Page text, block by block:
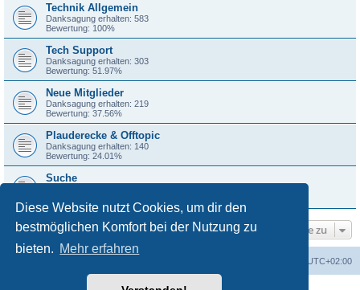
Diese Website nutzt Cookies, um dir den
bestmöglichen Komfort bei der Nutzung zu
bieten. Mehr erfahren
Technik Allgemein
Danksagung erhalten: 583
Bewertung: 100%
Tech Support
Danksagung erhalten: 303
Bewertung: 51.97%
Neue Mitglieder
Danksagung erhalten: 219
Bewertung: 37.56%
Plauderecke & Offtopic
Danksagung erhalten: 140
Bewertung: 24.01%
Suche
Gehe zu
UTC+02:00